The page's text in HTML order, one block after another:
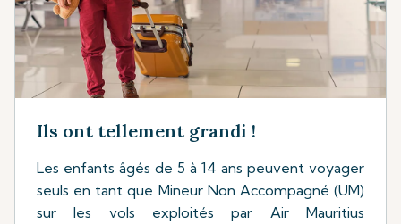
Ils ont tellement grandi !
Les enfants âgés de 5 à 14 ans peuvent voyager
seuls en tant que Mineur Non Accompagné (UM)
sur les vols exploités par Air Mauritius